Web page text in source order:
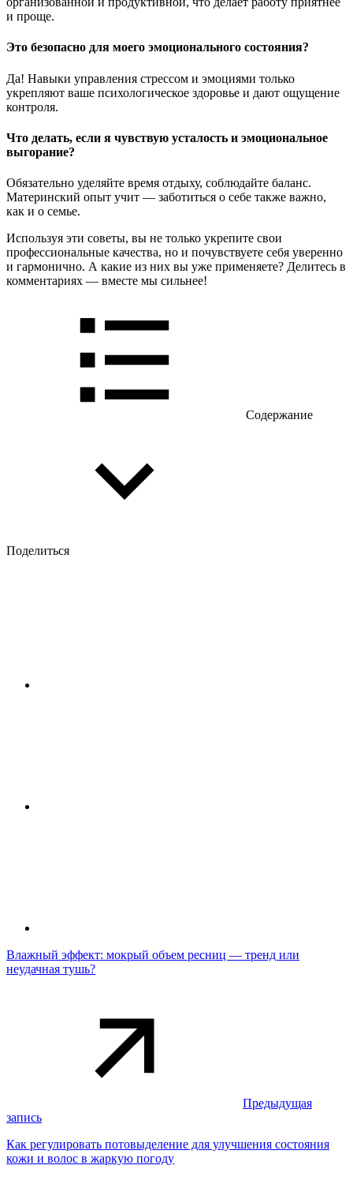
и проще.
Это безопасно для моего эмоционального состояния?
Да! Навыки управления стрессом и эмоциями только
укрепляют ваше психологическое здоровье и дают ощущение
контроля.
Что делать, если я чувствую усталость и эмоциональное
выгорание?
Обязательно уделяйте время отдыху, соблюдайте баланс.
Материнский опыт учит — заботиться о себе также важно,
как и о семье.
Используя эти советы, вы не только укрепите свои
профессиональные качества, но и почувствуете себя уверенно
и гармонично. А какие из них вы уже применяете? Делитесь в
комментариях — вместе мы сильнее!
Содержание
Поделиться
Влажный эффект: мокрый объем ресниц — тренд или
неудачная тушь?
Предыдущая
запись
Как регулировать потовыделение для улучшения состояния
кожи и волос в жаркую погоду